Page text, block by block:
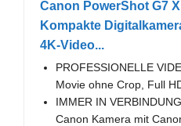
Canon PowerShot G7
Kompakte
4K-Video...
PROFESSIONELLE
Movie ohne Crop, Full
IMMER IN
Canon Kamera mit